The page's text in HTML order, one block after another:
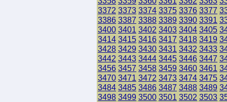
3372 3373 3374 3375 3376 3377
3386 3387 3388 3389 3390 3391
3400 3401 3402 3403 3404 3405
3414 3415 3416 3417 3418 3419
3428 3429 3430 3431 3432 3433
3442 3443 3444 3445 3446 3447
3456 3457 3458 3459 3460 3461
3470 3471 3472 3473 3474 3475
3484 3485 3486 3487 3488 3489
3498 3499 3500 3501 3502 3503